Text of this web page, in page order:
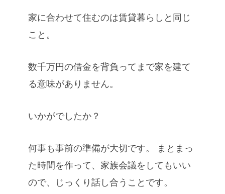
家に合わせて住むのは賃貸暮らしと同じ
こと。
数千万円の借金を背負ってまで家を建て
る意味がありません。
いかがでしたか？
何事も事前の準備が大切です。 まとまっ
た時間を作って、家族会議をしてもいい
ので、じっくり話し合うことです。